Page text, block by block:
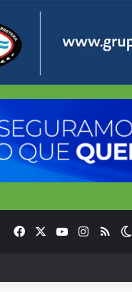
FacebookYouTubeInstagram
RSS